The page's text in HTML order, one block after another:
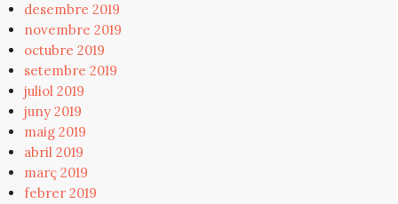
desembre 2019
novembre 2019
octubre 2019
setembre 2019
juliol 2019
juny 2019
maig 2019
abril 2019
març 2019
febrer 2019